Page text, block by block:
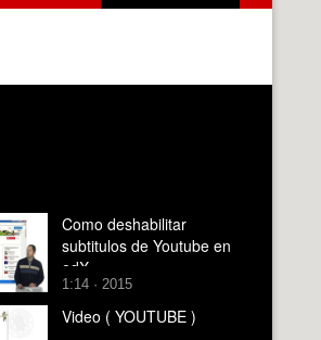
Como deshabilitar
subtitulos de Youtube en
edX
1:14 · 2015
Video ( YOUTUBE )